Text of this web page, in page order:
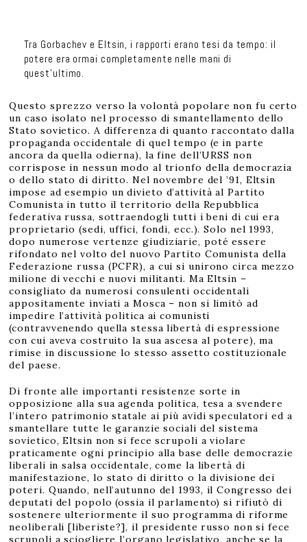
Tra Gorbachev e Eltsin, i rapporti erano tesi da tempo: il
potere era ormai completamente nelle mani di
quest’ultimo.
Questo sprezzo verso la volontà popolare non fu certo
un caso isolato nel processo di smantellamento dello
Stato sovietico. A differenza di quanto raccontato dalla
propaganda occidentale di quel tempo (e in parte
ancora da quella odierna), la fine dell’URSS non
corrispose in nessun modo al trionfo della democrazia
o dello stato di diritto. Nel novembre del ’91, Eltsin
impose ad esempio un divieto d’attività al Partito
Comunista in tutto il territorio della Repubblica
federativa russa, sottraendogli tutti i beni di cui era
proprietario (sedi, uffici, fondi, ecc.). Solo nel 1993,
dopo numerose vertenze giudiziarie, poté essere
rifondato nel volto del nuovo Partito Comunista della
Federazione russa (PCFR), a cui si unirono circa mezzo
milione di vecchi e nuovi militanti. Ma Eltsin –
consigliato da numerosi consulenti occidentali
appositamente inviati a Mosca – non si limitò ad
impedire l’attività politica ai comunisti
(contravvenendo quella stessa libertà di espressione
con cui aveva costruito la sua ascesa al potere), ma
rimise in discussione lo stesso assetto costituzionale
del paese.
Di fronte alle importanti resistenze sorte in
opposizione alla sua agenda politica, tesa a svendere
l’intero patrimonio statale ai più avidi speculatori ed a
smantellare tutte le garanzie sociali del sistema
sovietico, Eltsin non si fece scrupoli a violare
praticamente ogni principio alla base delle democrazie
liberali in salsa occidentale, come la libertà di
manifestazione, lo stato di diritto o la divisione dei
poteri. Quando, nell’autunno del 1993, il Congresso dei
deputati del popolo (ossia il parlamento) si rifiutò di
sostenere ulteriormente il suo programma di riforme
neoliberali [liberiste?], il presidente russo non si fece
scrupoli a sciogliere l’organo legislativo, anche se la